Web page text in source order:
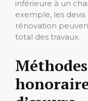
inférieure à un
exemple, les
rénovation
total des travaux.